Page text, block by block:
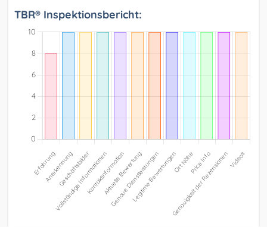
TBR® Inspektionsbericht: